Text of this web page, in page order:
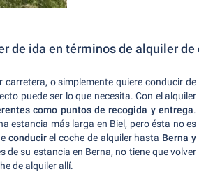
de ida en términos de alquiler de
carretera, o simplemente quiere conducir de
puede ser lo que necesita. Con el alquiler
como puntos de recogida y entrega.
estancia más larga en Biel, pero ésta no es
conducirel coche de alquiler hasta Berna y
de su estancia en Berna, no tiene que volver
de alquiler allí.